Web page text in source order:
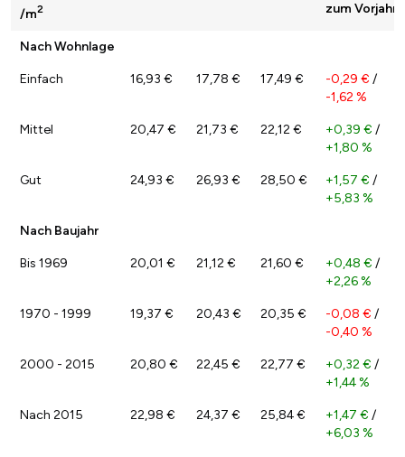
/m2
zum Vorjahr
Nach Wohnlage
Einfach 16,93 € 17,78 € 17,49 € -0,29 € /
-1,62 %
Mittel 20,47 € 21,73 € 22,12 € +0,39 € /
+1,80 %
Gut 24,93 € 26,93 € 28,50 € +1,57 € /
+5,83 %
Nach Baujahr
Bis 1969 20,01 € 21,12 € 21,60 € +0,48 € /
+2,26 %
1970 - 1999 19,37 € 20,43 € 20,35 € -0,08 € /
-0,40 %
2000 - 2015 20,80 € 22,45 € 22,77 € +0,32 € /
+1,44 %
Nach 2015 22,98 € 24,37 € 25,84 € +1,47 € /
+6,03 %